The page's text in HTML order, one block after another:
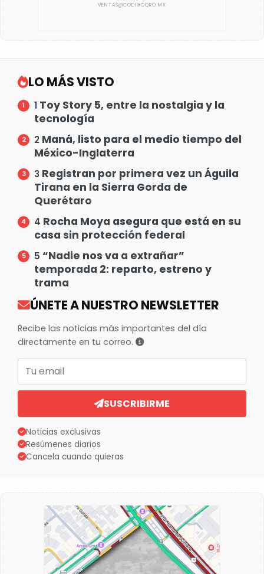
LO MÁS VISTO
1 Toy Story 5, entre la nostalgia y la
tecnología
2 Maná, listo para el medio tiempo del
México-Inglaterra
3 Registran por primera vez un Águila
Tirana en la Sierra Gorda de
Querétaro
4 Rocha Moya asegura que está en su
casa sin protección federal
5 “Nadie nos va a extrañar”
temporada 2: reparto, estreno y
trama
ÚNETE A NUESTRO NEWSLETTER
Recibe las noticias más importantes del día
directamente en tu correo.
Correo electrónico
SUSCRIBIRME
Noticias exclusivas
Resúmenes diarios
Cancela cuando quieras